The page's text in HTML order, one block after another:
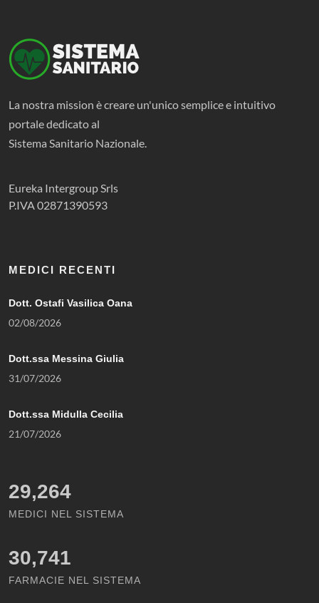
La nostra mission è creare un'unico semplice e intuitivo
portale dedicato al
Sistema Sanitario Nazionale.
Eureka Intergroup Srls
P.IVA 02871390593
MEDICI RECENTI
Dott. Ostafi Vasilica Oana
02/08/2026
Dott.ssa Messina Giulia
31/07/2026
Dott.ssa Midulla Cecilia
21/07/2026
29,264
MEDICI NEL SISTEMA
30,741
FARMACIE NEL SISTEMA